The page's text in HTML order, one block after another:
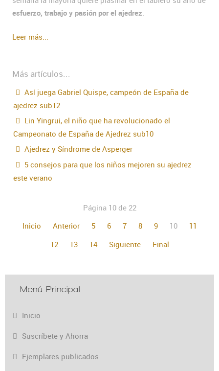
esfuerzo, trabajo y pasión por el ajedrez.
Leer más...
Más artículos...
Así juega Gabriel Quispe, campeón de España de
ajedrez sub12
Lin Yingrui, el niño que ha revolucionado el
Campeonato de España de Ajedrez sub10
Ajedrez y Síndrome de Asperger
5 consejos para que los niños mejoren su ajedrez
este verano
Página 10 de 22
Inicio
Anterior 5 6 7 8 9 10
11
12
13 14 Siguiente Final
Menú Principal
Inicio
Suscríbete y Ahorra
Ejemplares publicados